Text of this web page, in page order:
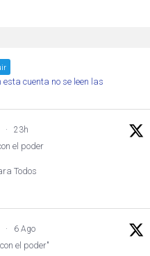
cuenta no se leen las
· 23h
el poder
Todos
· 6 Ago
el poder"